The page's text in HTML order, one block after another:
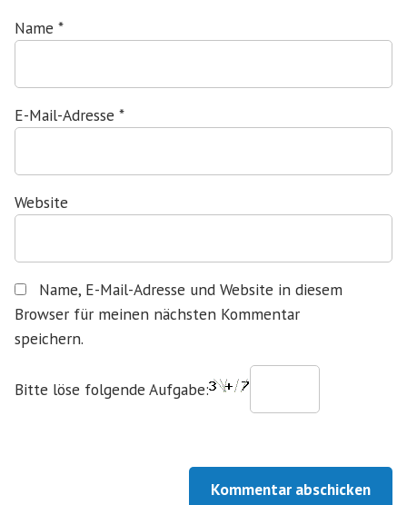
Name *
E-Mail-Adresse *
Website
Name, E-Mail-Adresse und Website in diesem
Browser für meinen nächsten Kommentar
speichern.
Bitte löse folgende Aufgabe: